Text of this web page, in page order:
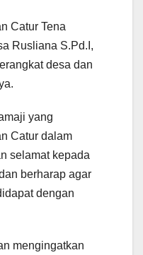
Catur Tena
Rusliana S.Pd.I,
desa dan
yang
Catur dalam
selamat kepada
berharap agar
dengan
mengingatkan